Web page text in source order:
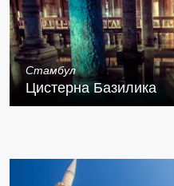
Стамбул
Цистерна Базилика